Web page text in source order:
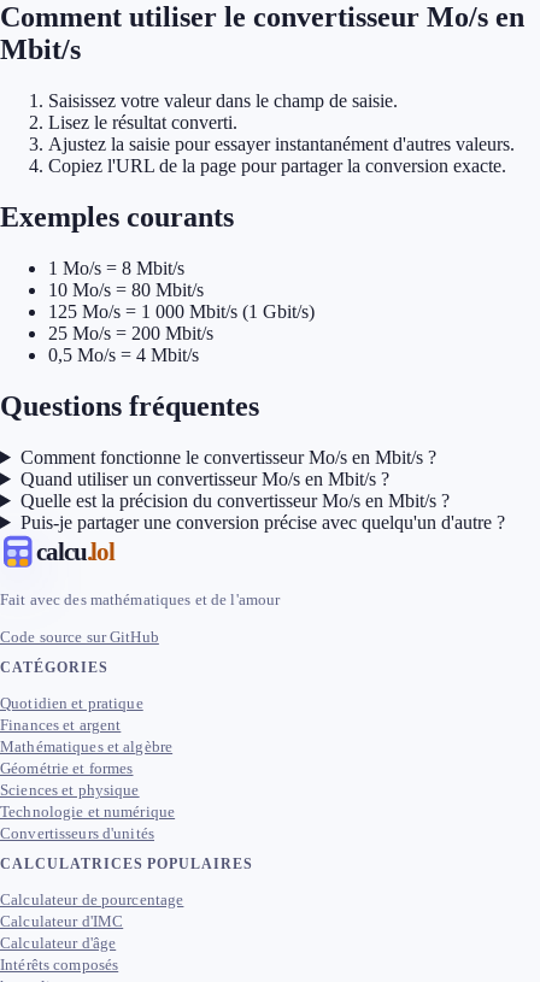
Comment utiliser le convertisseur Mo/s en
Mbit/s
Saisissez votre valeur dans le champ de saisie.
Lisez le résultat converti.
Ajustez la saisie pour essayer instantanément d'autres valeurs.
Copiez l'URL de la page pour partager la conversion exacte.
Exemples courants
1 Mo/s = 8 Mbit/s
10 Mo/s = 80 Mbit/s
125 Mo/s = 1 000 Mbit/s (1 Gbit/s)
25 Mo/s = 200 Mbit/s
0,5 Mo/s = 4 Mbit/s
Questions fréquentes
Comment fonctionne le convertisseur Mo/s en Mbit/s ?
Quand utiliser un convertisseur Mo/s en Mbit/s ?
Quelle est la précision du convertisseur Mo/s en Mbit/s ?
Puis-je partager une conversion précise avec quelqu'un d'autre ?
calcu.lol
Fait avec des mathématiques et de l'amour
Code source sur GitHub
CATÉGORIES
Quotidien et pratique
Finances et argent
Mathématiques et algèbre
Géométrie et formes
Sciences et physique
Technologie et numérique
Convertisseurs d'unités
CALCULATRICES POPULAIRES
Calculateur de pourcentage
Calculateur d'IMC
Calculateur d'âge
Intérêts composés